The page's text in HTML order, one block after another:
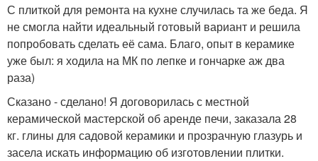
С плиткой для ремонта на кухне случилась та же беда. Я
не смогла найти идеальный готовый вариант и решила
попробовать сделать её сама. Благо, опыт в керамике
уже был: я ходила на МК по лепке и гончарке аж два
раза)
Сказано - сделано! Я договорилась с местной
керамической мастерской об аренде печи, заказала 28
кг. глины для садовой керамики и прозрачную глазурь и
засела искать информацию об изготовлении плитки.